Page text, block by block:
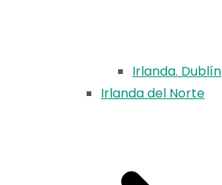
Irlanda. Dublín
Irlanda del Norte